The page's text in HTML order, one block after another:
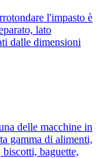
l'impasto è
lato
dalle dimensioni
delle macchine in
gamma di alimenti,
biscotti, baguette,